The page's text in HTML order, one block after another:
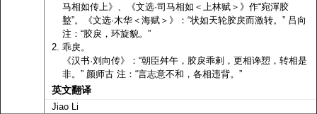
马相如传上》、《文选·司马相如＜上林赋＞》作“宛潬胶
盭”。《文选·木华＜海赋＞》：“状如天轮胶戾而激转。” 吕向
注：“胶戾，环旋貌。”
乖戾。
《汉书·刘向传》：“朝臣舛午，胶戾乖剌，更相谗愬，转相是
非。” 颜师古 注：“言志意不和，各相违背。”
英文翻译
Jiao Li